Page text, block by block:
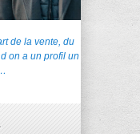
de la vente, du
on a un profil un